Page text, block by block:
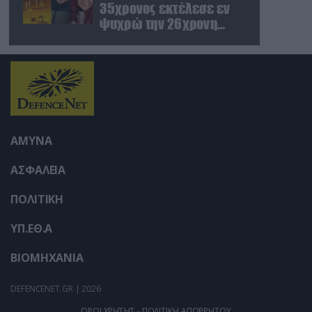
35χρονος εκτέλεσε εν
ψυχρώ την 26χρονη
έξω από φαρμακείο
ΑΜΥΝΑ
ΑΣΦΑΛΕΙΑ
ΠΟΛΙΤΙΚΗ
ΥΠ.ΕΘ.Α
ΒΙΟΜΗΧΑΝΙΑ
DEFENCENET.GR | 2026